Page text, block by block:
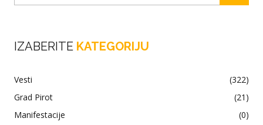
IZABERITE KATEGORIJU
Vesti
(322)
Grad Pirot
(21)
Manifestacije
(0)